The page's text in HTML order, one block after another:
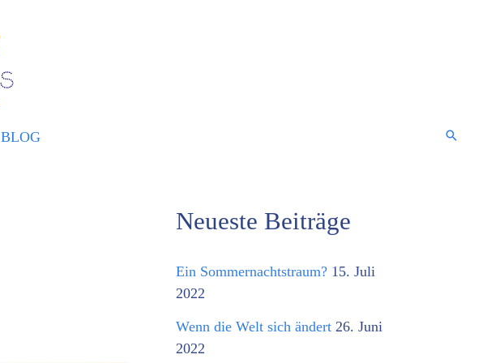
BLOG Suche
Neueste Beiträge
Ein Sommernachtstraum? 15. Juli
2022
Wenn die Welt sich ändert 26. Juni
2022
K
t
g